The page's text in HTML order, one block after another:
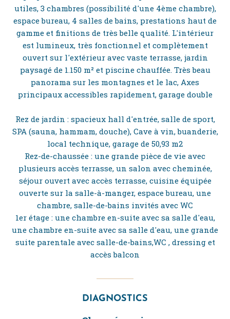
utiles, 3 chambres (possibilité d'une 4ème chambre),
espace bureau, 4 salles de bains, prestations haut de
gamme et finitions de très belle qualité. L'intérieur
est lumineux, très fonctionnel et complètement
ouvert sur l'extérieur avec vaste terrasse, jardin
paysagé de 1.150 m² et piscine chauffée. Très beau
panorama sur les montagnes et le lac, Axes
principaux accessibles rapidement, garage double
Rez de jardin : spacieux hall d'entrée, salle de sport,
SPA (sauna, hammam, douche), Cave à vin, buanderie,
local technique, garage de 50,93 m2
Rez-de-chaussée : une grande pièce de vie avec
plusieurs accès terrasse, un salon avec cheminée,
séjour ouvert avec accès terrasse, cuisine équipée
ouverte sur la salle-à-manger, espace bureau, une
chambre, salle-de-bains invités avec WC
1er étage : une chambre en-suite avec sa salle d'eau,
une chambre en-suite avec sa salle d'eau, une grande
suite parentale avec salle-de-bains,WC , dressing et
accès balcon
DIAGNOSTICS